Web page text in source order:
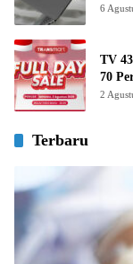
6
TV
70
2
Terbaru